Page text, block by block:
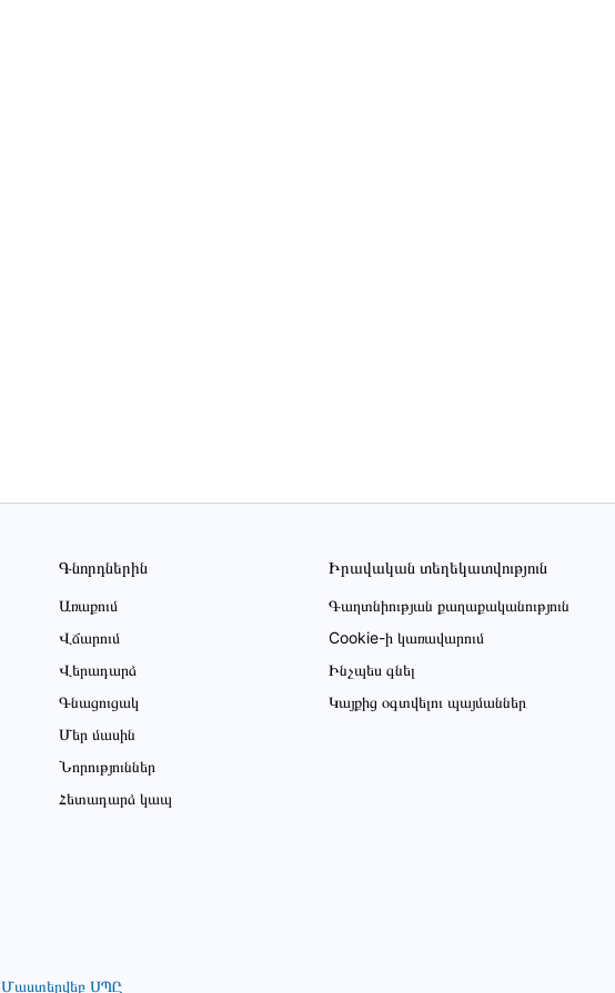
Գնորդներին
Առաքում
Վճարում
Վերադարձ
Գնացուցակ
Մեր մասին
Նորություններ
Հետադարձ կապ
Իրավական տեղեկատվություն
Գաղտնիության քաղաքականություն
Cookie-ի կառավարում
Ինչպես գնել
Կայքից օգտվելու պայմաններ
Մաստերվեբ ՍՊԸ